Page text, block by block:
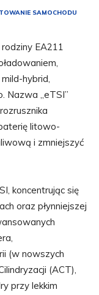
SAMOCHODU
EA211
hybrid,
Nazwa „eTSI”
litowo-
i zmniejszyć
koncentrując się
oraz płynniejszej
(w nowszych
(ACT),
przy lekkim